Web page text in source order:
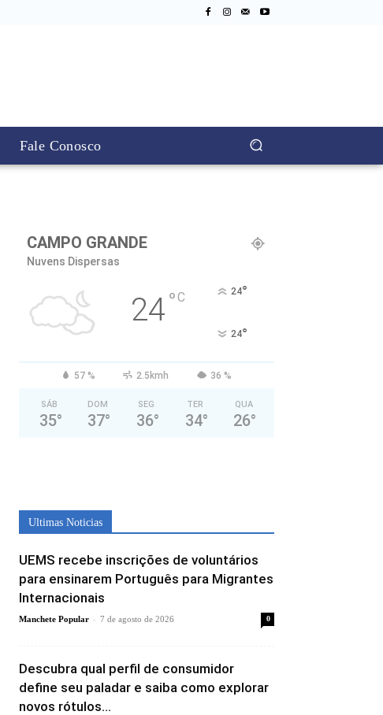
Fale Conosco
CAMPO GRANDE
Nuvens Dispersas
24°C 24°
24°
57 % 2.5kmh 36 %
SÁB
35°
DOM
37°
SEG
36°
TER
34°
QUA
26°
Ultimas Noticias
UEMS recebe inscrições de voluntários
para ensinarem Português para Migrantes
Internacionais
Manchete Popular - 7 de agosto de 2026 0
Descubra qual perfil de consumidor
define seu paladar e saiba como explorar
novos rótulos...